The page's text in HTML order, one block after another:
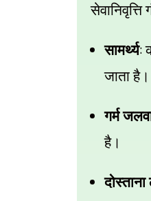
सामर्थ्य:
जाता है।
गर्म
है।
दोस्ताना